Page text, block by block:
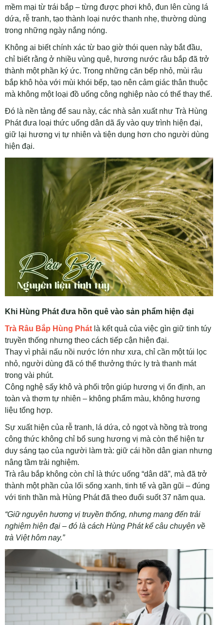
mềm mại từ trái bắp – từng được phơi khô, đun lên cùng lá
dứa, rễ tranh, tạo thành loại nước thanh nhẹ, thường dùng
trong những ngày nắng nóng.
Không ai biết chính xác từ bao giờ thói quen này bắt đầu,
chỉ biết rằng ở nhiều vùng quê, hương nước râu bắp đã trở
thành một phần ký ức. Trong những căn bếp nhỏ, mùi râu
bắp khô hòa với mùi khói bếp, tạo nên cảm giác thân thuộc
mà không một loại đồ uống công nghiệp nào có thể thay thế.
Đó là nền tảng để sau này, các nhà sản xuất như Trà Hùng
Phát đưa loại thức uống dân dã ấy vào quy trình hiện đại,
giữ lại hương vị tự nhiên và tiện dụng hơn cho người dùng
hiện đại.
Khi Hùng Phát đưa hồn quê vào sản phẩm hiện đại
Trà Râu Bắp Hùng Phát là kết quả của việc gìn giữ tinh túy
truyền thống nhưng theo cách tiếp cận hiện đại.
Thay vì phải nấu nồi nước lớn như xưa, chỉ cần một túi lọc
nhỏ, người dùng đã có thể thưởng thức ly trà thanh mát
trong vài phút.
Công nghệ sấy khô và phối trộn giúp hương vị ổn định, an
toàn và thơm tự nhiên – không phẩm màu, không hương
liệu tổng hợp.
Sự xuất hiện của rễ tranh, lá dứa, cỏ ngọt và hồng trà trong
công thức không chỉ bổ sung hương vị mà còn thể hiện tư
duy sáng tạo của người làm trà: giữ cái hồn dân gian nhưng
nâng tầm trải nghiệm.
Trà râu bắp không còn chỉ là thức uống “dân dã”, mà đã trở
thành một phần của lối sống xanh, tinh tế và gần gũi – đúng
với tinh thần mà Hùng Phát đã theo đuổi suốt 37 năm qua.
“Giữ nguyên hương vị truyền thống, nhưng mang đến trải
nghiệm hiện đại – đó là cách Hùng Phát kể câu chuyện về
trà Việt hôm nay.”